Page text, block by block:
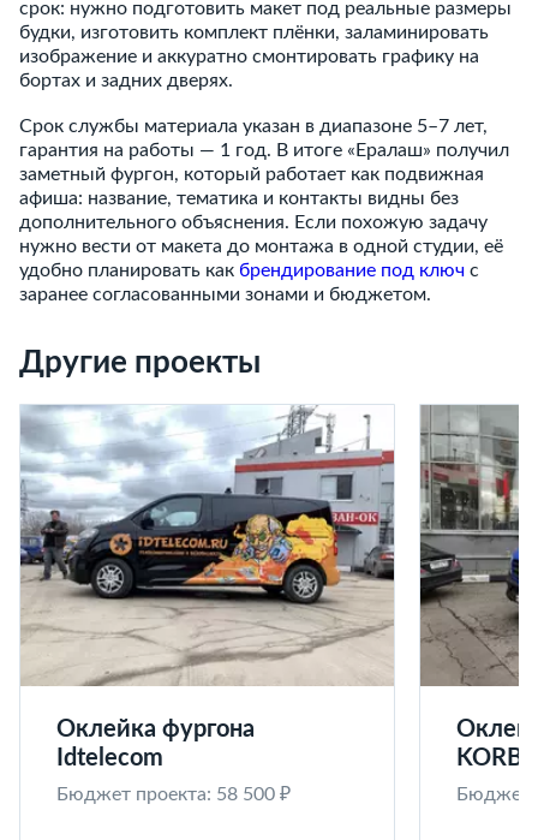
срок: нужно подготовить макет под реальные размеры
будки, изготовить комплект плёнки, заламинировать
изображение и аккуратно смонтировать графику на
бортах и задних дверях.
Срок службы материала указан в диапазоне 5–7 лет,
гарантия на работы — 1 год. В итоге «Ералаш» получил
заметный фургон, который работает как подвижная
афиша: название, тематика и контакты видны без
дополнительного объяснения. Если похожую задачу
нужно вести от макета до монтажа в одной студии, её
удобно планировать как брендирование под ключ с
заранее согласованными зонами и бюджетом.
Другие проекты
Оклейка фургона
Idtelecom
Бюджет проекта: 58 500 ₽
KORB
Бюджет